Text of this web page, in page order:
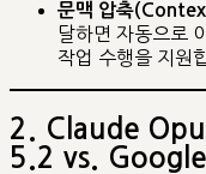
문맥 압축
달하면 자동으로
작업 수행을 지원
2. Claude
5.2 vs.